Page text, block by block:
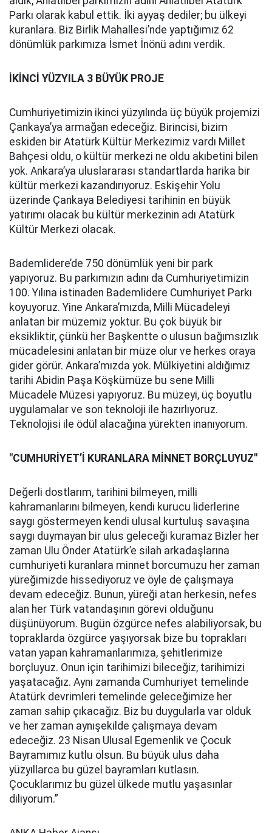
Parkı olarak kabul ettik. İki ayyaş dediler; bu ülkeyi
kuranlara. Biz Birlik Mahallesi’nde yaptığımız 62
dönümlük parkımıza İsmet İnönü adını verdik.
İKİNCİ YÜZYILA 3 BÜYÜK PROJE
Cumhuriyetimizin ikinci yüzyılında üç büyük projemizi
Çankaya’ya armağan edeceğiz. Birincisi, bizim
eskiden bir Atatürk Kültür Merkezimiz vardı Millet
Bahçesi oldu, o kültür merkezi ne oldu akıbetini bilen
yok. Ankara’ya uluslararası standartlarda harika bir
kültür merkezi kazandırıyoruz. Eskişehir Yolu
üzerinde Çankaya Belediyesi tarihinin en büyük
yatırımı olacak bu kültür merkezinin adı Atatürk
Kültür Merkezi olacak.
Bademlidere’de 750 dönümlük yeni bir park
yapıyoruz. Bu parkımızın adını da Cumhuriyetimizin
100. Yılına istinaden Bademlidere Cumhuriyet Parkı
koyuyoruz. Yine Ankara’mızda, Milli Mücadeleyi
anlatan bir müzemiz yoktur. Bu çok büyük bir
eksikliktir, çünkü her Başkentte o ulusun bağımsızlık
mücadelesini anlatan bir müze olur ve herkes oraya
gider görür. Ankara’mızda yok. Mülkiyetini aldığımız
tarihi Abidin Paşa Köşkümüze bu sene Milli
Mücadele Müzesi yapıyoruz. Bu müzeyi, üç boyutlu
uygulamalar ve son teknoloji ile hazırlıyoruz.
Teknolojisi ile ödül alacağına yürekten inanıyorum.
"CUMHURİYET’İ KURANLARA MİNNET BORÇLUYUZ"
Değerli dostlarım, tarihini bilmeyen, milli
kahramanlarını bilmeyen, kendi kurucu liderlerine
saygı göstermeyen kendi ulusal kurtuluş savaşına
saygı duymayan bir ulus geleceği kuramaz Bizler her
zaman Ulu Önder Atatürk’e silah arkadaşlarına
cumhuriyeti kuranlara minnet borcumuzu her zaman
yüreğimizde hissediyoruz ve öyle de çalışmaya
devam edeceğiz. Bunun, yüreği atan herkesin, nefes
alan her Türk vatandaşının görevi olduğunu
düşünüyorum. Bugün özgürce nefes alabiliyorsak, bu
topraklarda özgürce yaşıyorsak bize bu toprakları
vatan yapan kahramanlarımıza, şehitlerimize
borçluyuz. Onun için tarihimizi bileceğiz, tarihimizi
yaşatacağız. Aynı zamanda Cumhuriyet temelinde
Atatürk devrimleri temelinde geleceğimize her
zaman sahip çıkacağız. Biz bu duygularla var olduk
ve her zaman aynışekilde çalışmaya devam
edeceğiz. 23 Nisan Ulusal Egemenlik ve Çocuk
Bayramımız kutlu olsun. Bu büyük ulus daha
yüzyıllarca bu güzel bayramları kutlasın.
Çocuklarımız bu güzel ülkede mutlu yaşasınlar
diliyorum.”